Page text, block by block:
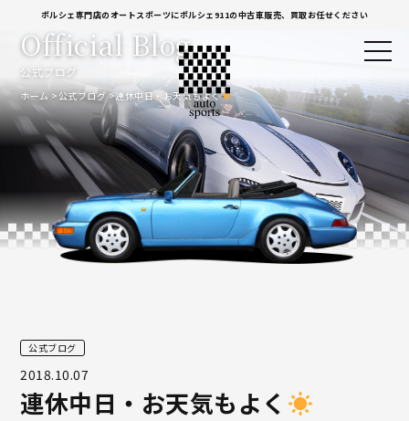
ポルシェ専門店のオートスポーツにポルシェ911の中古車販売、買取お任せください
公式ブログ
Official Blog
ホーム 公式ブログ 連休中日・お天気もよく
公式ブログ
2018.10.07
連休中日・お天気もよく